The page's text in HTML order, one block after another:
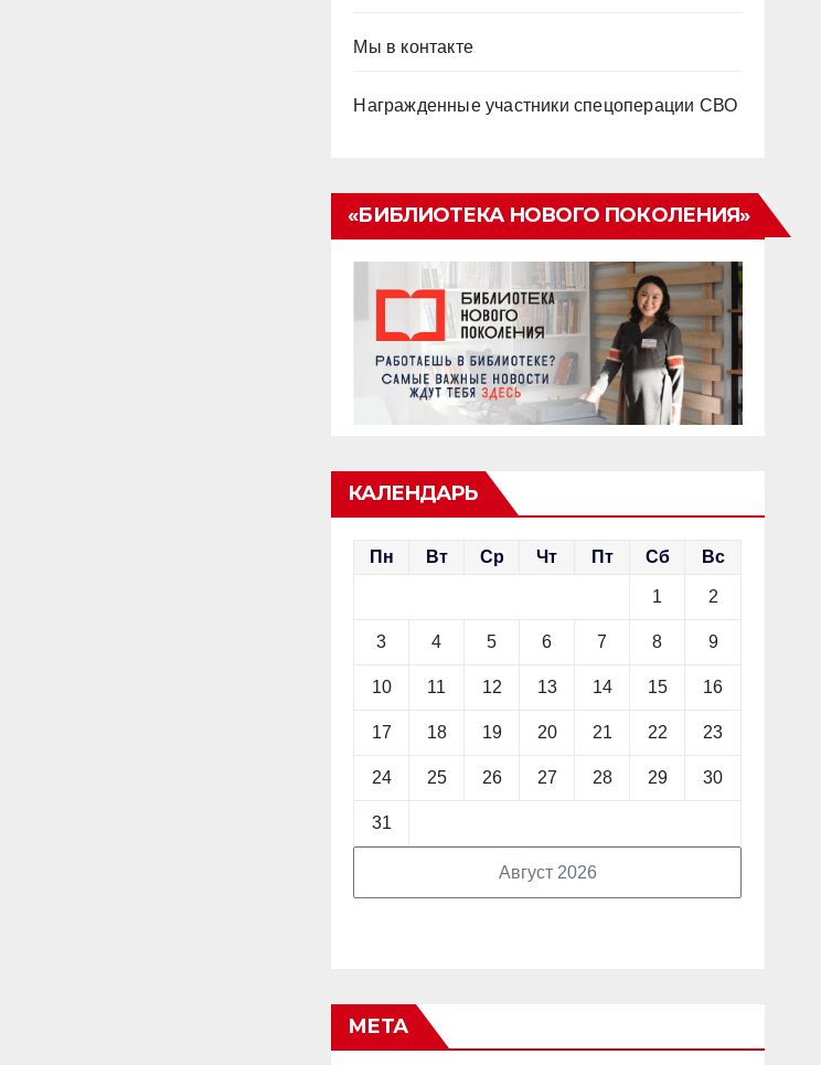
Мы в контакте
Награжденные участники спецоперации СВО
«БИБЛИОТЕКА НОВОГО ПОКОЛЕНИЯ»
КАЛЕНДАРЬ
Август 2026
Пн Вт Ср Чт Пт Сб Вс
1 2
3 4 5 6 7 8 9
10 11 12 13 14 15 16
17 18 19 20 21 22 23
24 25 26 27 28 29 30
31
МЕТА